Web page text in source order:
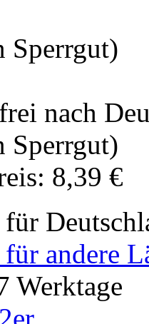
Sperrgut)
nach
Sperrgut)
8,39 €
für
andere
Werktage